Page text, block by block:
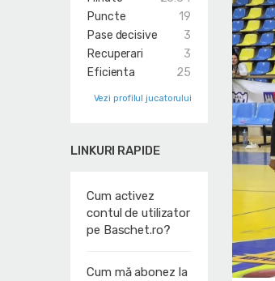
Puncte
19
Pase decisive
3
Recuperari
3
Eficienta
25
Vezi profilul jucatorului
LINKURI RAPIDE
Cum activez
contul de utilizator
pe Baschet.ro?
Cum mă abonez la